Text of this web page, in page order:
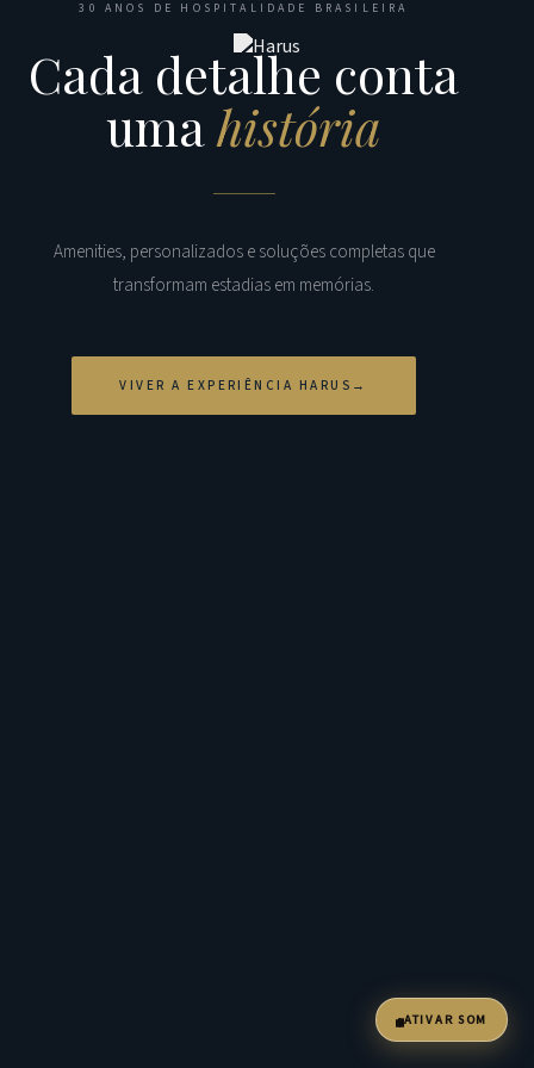
30 ANOS DE HOSPITALIDADE BRASILEIRA
Cada detalhe conta
umahistória
Amenities, personalizados e soluções completas que
transformam estadias em memórias.
VIVER A EXPERIÊNCIA HARUS
ATIVAR SOM